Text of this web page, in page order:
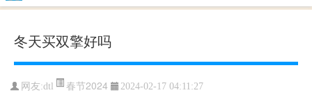
冬天买双擎好吗
网友:dtl 春节2024 2024-02-17 04:11:27